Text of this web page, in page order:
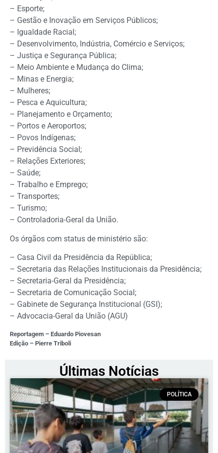
– Esporte;
– Gestão e Inovação em Serviços Públicos;
– Igualdade Racial;
– Desenvolvimento, Indústria, Comércio e Serviços;
– Justiça e Segurança Pública;
– Meio Ambiente e Mudança do Clima;
– Minas e Energia;
– Mulheres;
– Pesca e Aquicultura;
– Planejamento e Orçamento;
– Portos e Aeroportos;
– Povos Indígenas;
– Previdência Social;
– Relações Exteriores;
– Saúde;
– Trabalho e Emprego;
– Transportes;
– Turismo;
– Controladoria-Geral da União.
Os órgãos com status de ministério são:
– Casa Civil da Presidência da República;
– Secretaria das Relações Institucionais da Presidência;
– Secretaria-Geral da Presidência;
– Secretaria de Comunicação Social;
– Gabinete de Segurança Institucional (GSI);
– Advocacia-Geral da União (AGU)
Reportagem – Eduardo Piovesan
Edição – Pierre Triboli
Últimas Notícias
POLÍTICA